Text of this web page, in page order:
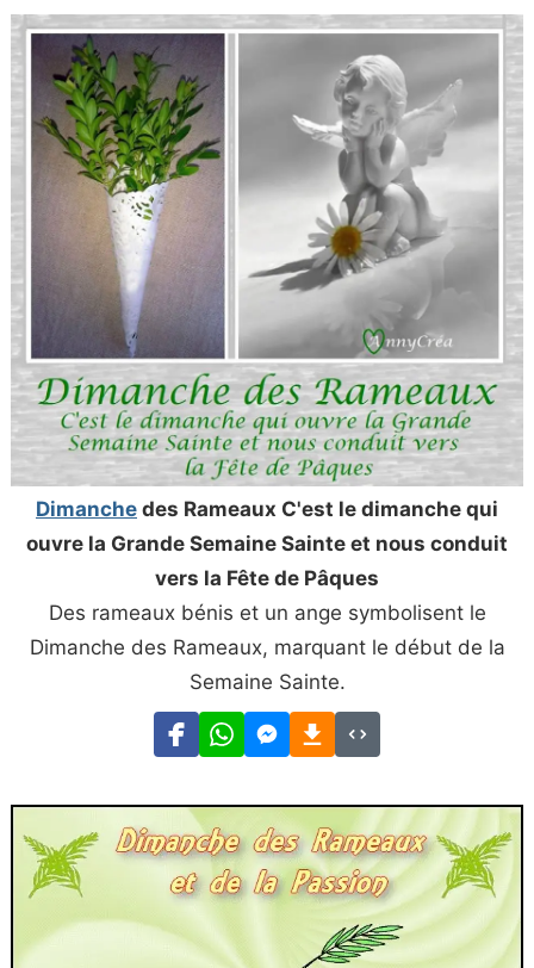
Dimanche des Rameaux C'est le dimanche qui
ouvre la Grande Semaine Sainte et nous conduit
vers la Fête de Pâques
Des rameaux bénis et un ange symbolisent le
Dimanche des Rameaux, marquant le début de la
Semaine Sainte.